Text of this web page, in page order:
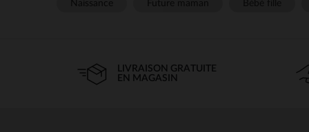
LIVRAISON GRATUITE
EN MAGASIN